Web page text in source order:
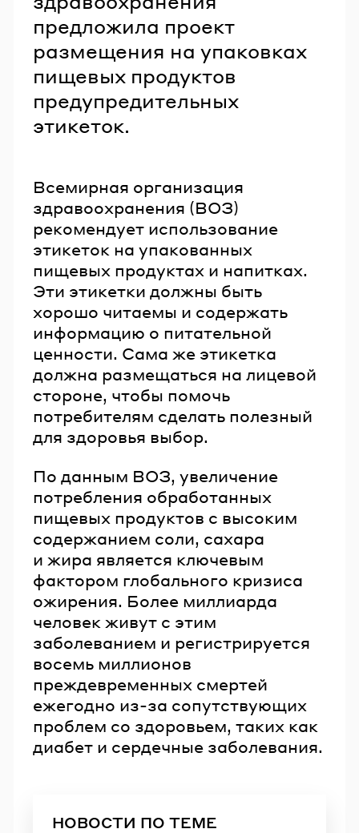
предложила проект
размещения на упаковках
пищевых продуктов
предупредительных
этикеток.
Всемирная организация
здравоохранения (ВОЗ)
рекомендует использование
этикеток на упакованных
пищевых продуктах и напитках.
Эти этикетки должны быть
хорошо читаемы и содержать
информацию о питательной
ценности. Сама же этикетка
должна размещаться на лицевой
стороне, чтобы помочь
потребителям сделать полезный
для здоровья выбор.
По данным ВОЗ, увеличение
потребления обработанных
пищевых продуктов с высоким
содержанием соли, сахара
и жира является ключевым
фактором глобального кризиса
ожирения. Более миллиарда
человек живут с этим
заболеванием и регистрируется
восемь миллионов
преждевременных смертей
ежегодно из-за сопутствующих
проблем со здоровьем, таких как
диабет и сердечные заболевания.
НОВОСТИ ПО ТЕМЕ